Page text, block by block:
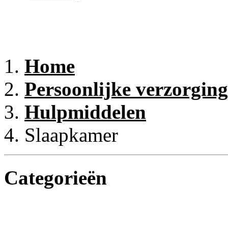
Home
Persoonlijke verzorging
Hulpmiddelen
Slaapkamer
Categorieën